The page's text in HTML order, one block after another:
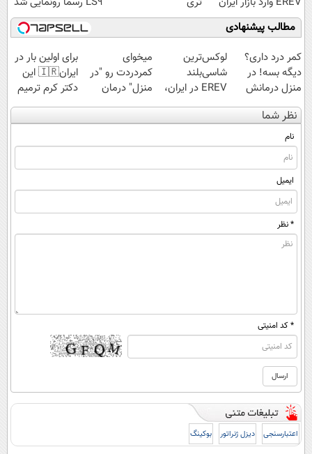
شد
مطالب پیشنهادی
کمر درد داری؟
دیگه بسه! در
منزل درمانش
کن
(◀پرسش‌نامه)
لوکس‌ترین
شاسی‌بلند
EREV در ایران،
توسط نیکا موتور
رونمایی شد!
میخوای
کمردردت رو "در
منزل" درمان
کنی؟ (◂فیلم +
◂پرسش‌نامه)
برای اولین بار در
ایران🇮🇷 این
دکتر کرم ترمیم
کننده 23 روزه
ساخت!
نظر شما
نام
ایمیل
* نظر
* کد امنیتی
اعتبارسنجی دیزل ژنراتور بوکینگ